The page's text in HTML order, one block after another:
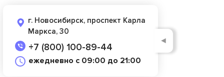
г. Новосибирск, проспект Карла
Маркса, 30
+7 (800) 100-89-44
ежедневно с 09:00 до 21:00
◄